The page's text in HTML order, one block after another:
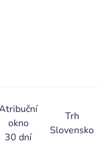
okno
30 dní
Trh
Slovensko